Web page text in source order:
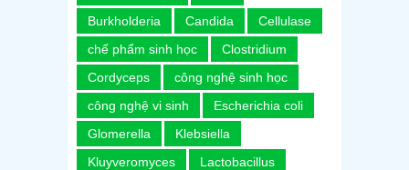
Burkholderia
Candida
Cellulase
chế phẩm sinh học
Clostridium
Cordyceps
công nghệ sinh học
công nghệ vi sinh
Escherichia coli
Glomerella
Klebsiella
Kluyveromyces
Lactobacillus